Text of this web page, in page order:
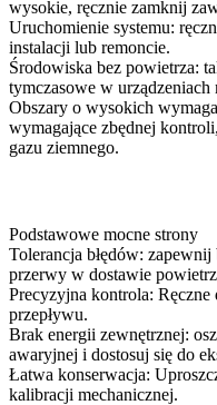
wysokie, ręcznie zamknij
Uruchomienie systemu:
instalacji lub remoncie.
Środowiska bez powietrza:
tymczasowe w urządzeniach
Obszary o wysokich
wymagające zbędnej
gazu ziemnego.
Podstawowe mocne strony
Tolerancja błędów:
przerwy w dostawie
Precyzyjna kontrola:
przepływu.
Brak energii zewnętrznej:
awaryjnej i dostosuj się do
Łatwa konserwacja:
kalibracji mechanicznej.